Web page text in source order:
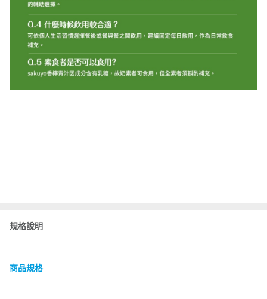
規格說明
商品規格